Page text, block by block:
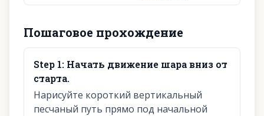
Пошаговое прохождение
Step 1: Начать движение шара вниз от
старта.
Нарисуйте короткий вертикальный
песчаный путь прямо под начальной